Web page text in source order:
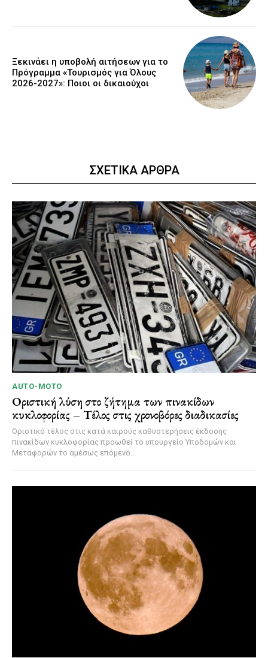
Ξεκινάει η υποβολή αιτήσεων για το
Πρόγραμμα «Τουρισμός για Όλους
2026-2027»: Ποιοι οι δικαιούχοι
ΣΧΕΤΙΚΑ ΑΡΘΡΑ
AUTO-MOTO
Οριστική λύση στο ζήτημα των πινακίδων
κυκλοφορίας – Τέλος στις χρονοβόρες διαδικασίες
Οριστικό τέλος στις κατά καιρούς καθυστερήσεις έκδοσης
πινακίδων κυκλοφορίας προωθεί το υπουργείο Υποδομών και
Μεταφορών το αμέσως επόμενο...